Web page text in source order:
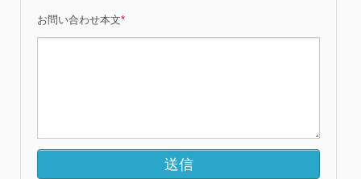
お問い合わせ本文*